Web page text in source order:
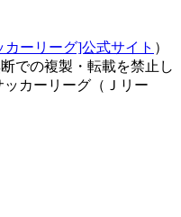
カーリーグ]公式サイト ）
での複製・転載を禁止し
カーリーグ（Ｊリー